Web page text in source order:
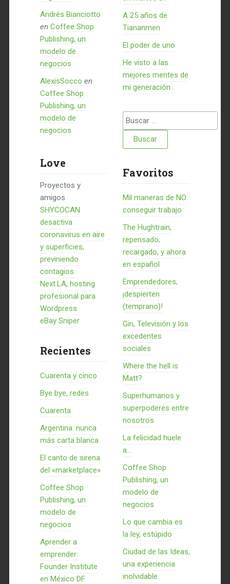
Andrés Bianciotto
en Coffee Shop
Publishing, un
modelo de
negocios
AlexisSocco en
Coffee Shop
Publishing, un
modelo de
negocios
Love
Proyectos y
amigos
SHYCOCAN
desactiva
coronavirus en aire
y superficies,
previniendo
contagios.
Next.LA, hosting
profesional para
Wordpress
eBay Sniper
Recientes
Cuarenta y cinco
Bye bye, redes
Cuarenta
Argentina: nunca
más carta blanca
El canto de sirena
del «marketplace»
Coffee Shop
Publishing, un
modelo de
negocios
Aprender a
emprender:
Founder Institute
en México DF
A 25 años de
Tiananmen
El poder de uno
He visto a las
mejores mentes de
mi generación…
Buscar:
Favoritos
Mil maneras de NO
conseguir trabajo
The Hughtrain,
repensado,
recargado, y ahora
en español
Emprendedores,
¡despierten
(temprano)!
Gin, Televisión y los
excedentes
sociales
Where the hell is
Matt?
Superhumanos y
superpoderes entre
nosotros
La felicidad huele
a...
Coffee Shop
Publishing, un
modelo de
negocios
Lo que cambia es
la ley, estúpido
Ciudad de las Ideas,
una experiencia
inolvidable